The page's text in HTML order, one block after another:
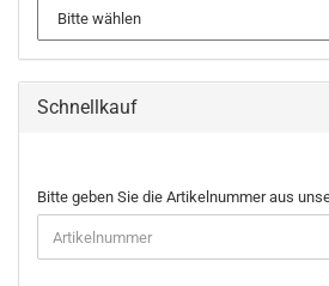
Schnellkauf
BITTE
GEBEN
SIE
DIE
Bitte geben Sie die Artikelnummer aus